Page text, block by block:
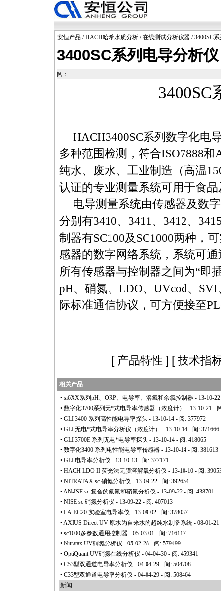
安恒产品 /HACH哈希水质分析 /在线测试分析仪器 / 3400SC
3400SC系列电导分析仪
阅：
3400SC
HACH3400SC系列数字化电
多种范围检测，符合ISO7888和
纯水、废水、工业制造（高温15
认证的专业测量系统可用于食
电导测量系统由传感器及数
分别有3410、 3411、 3412、
制器有SC100及 SC1000两种，
感器的数字网络系统，系统可通
所有传感器与控制器之间为“即
pH、硝氮、 LDO、 UVcod、 SVI
际标准通信协议，可方便接至
[ 产品特性 ] [技术指
相关产品
• si6XX系列pH、ORP、电导率、溶氧和余氯控制器 - 13-10-
• 数字化3700系列无*式电导率传感器（浓度计）
- 13-10-21 -
• GLI 3400 系列高性能电导率探头 - 13-10-14 - 阅: 377972
• GLI 无电*式电导率分析仪（浓度计）
- 13-10-14 - 阅: 371666
• GLI 3700E 系列无电*电导率探头 - 13-10-14 - 阅: 418065
• 数字化3400 系列电性能电导率传感器 - 13-10-14 - 阅: 381613
• GLI 电导率分析仪 - 13-10-13 - 阅: 377171
• HACH LDO II 荧光法无膜溶解氧分析仪 - 13-10-10 - 阅:
• NITRATAX sc 硝氮分析仪 - 13-09-22 - 阅: 392654
•AN-ISE sc 复合的氨氮和硝氮分析仪 - 13-09-22 - 阅: 438701
• NISE sc 硝氮分析仪 - 13-09-22 - 阅: 407013
• LA-EC20 实验室电导率仪 - 13-09-02 - 阅: 378037
•AXIUS Direct UV 原水为自来水的超纯水制备系统 - 08-01-21
• sc1000多参数通用控制器 - 05-03-01 - 阅: 716117
• Nitratax UV硝氮分析仪 - 05-02-28 - 阅: 579499
• OptiQuant UV硝氮在线分析仪 - 04-04-30 - 阅: 459341
• C53型双通道电导率分析仪 - 04-04-29 - 阅: 504708
• C33型双通道电导率分析仪 - 04-04-29 - 阅: 508464
新闻